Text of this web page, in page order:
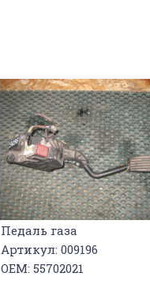
Педаль газа
Артикул: 009196
OEM: 55702021